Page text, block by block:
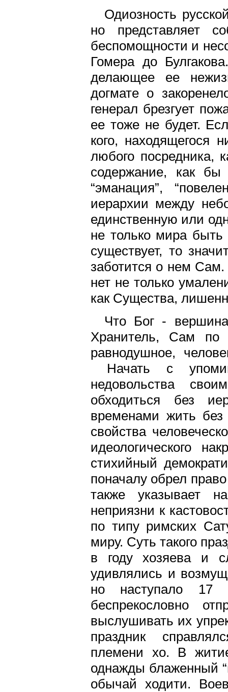
Одиозность
но представляет
беспомощности и
Гомера до
делающее ее
догмате о
генерал брезгует
ее тоже не будет.
кого, находящегося
любого посредника,
содержание, как бы
“эманация”,
иерархии между
единственную или
не только мира
существует, то
заботится о нем
нет не только
как Существа,
Что Бог -
Хранитель, Сам по
равнодушное,
Начать с
недовольства
обходиться без
временами жить без
свойства
идеологического
стихийный
поначалу обрел
также указывает
неприязни к
по типу римских
миру. Суть такого
в году хозяева и
удивлялись и
но наступало 17
беспрекословно
выслушивать их
праздник
племени хо. В
однажды блаженный
обычай ходити.